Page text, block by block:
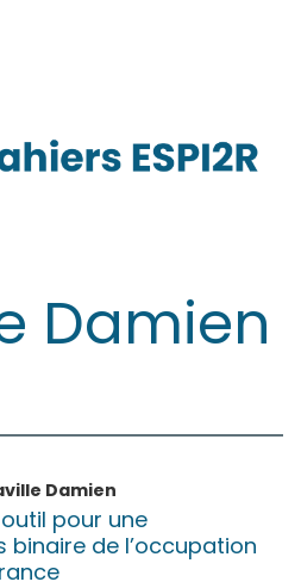
Damien
Damien
outil pour une
de l’occupation